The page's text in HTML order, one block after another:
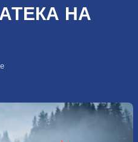
НА